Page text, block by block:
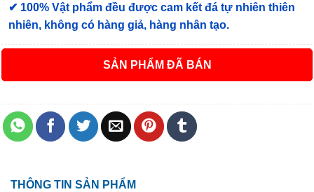
✔ 100% Vật phẩm đều được cam kết đá tự nhiên thiên
nhiên, không có hàng giả, hàng nhân tạo.
ĐÃ BÁN
THÔNG TIN SẢN PHẨM